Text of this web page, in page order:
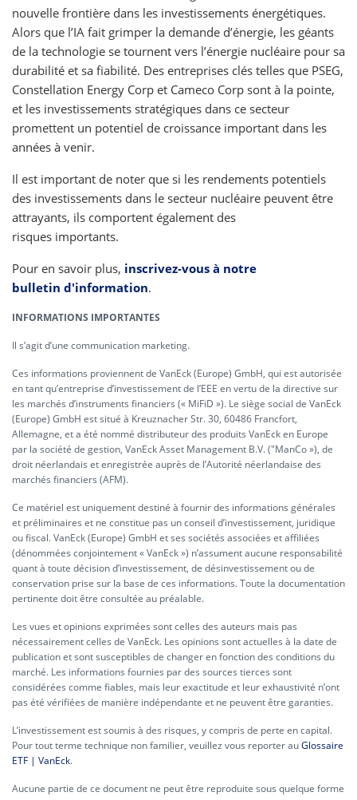
nouvelle frontière dans les investissements énergétiques.
Alors que l’IA fait grimper la demande d’énergie, les géants
de la technologie se tournent vers l’énergie nucléaire pour sa
durabilité et sa fiabilité. Des entreprises clés telles que PSEG,
Constellation Energy Corp et Cameco Corp sont à la pointe,
et les investissements stratégiques dans ce secteur
promettent un potentiel de croissance important dans les
années à venir.
Il est important de noter que si les rendements potentiels
des investissements dans le secteur nucléaire peuvent être
attrayants, ils comportent également des
risques importants.
Pour en savoir plus, inscrivez-vous à notre
bulletin d'information.
INFORMATIONS IMPORTANTES
Il s’agit d’une communication marketing.
Ces informations proviennent de VanEck (Europe) GmbH, qui est autorisée
en tant qu’entreprise d’investissement de l’EEE en vertu de la directive sur
les marchés d’instruments financiers (« MiFiD »). Le siège social de VanEck
(Europe) GmbH est situé à Kreuznacher Str. 30, 60486 Francfort,
Allemagne, et a été nommé distributeur des produits VanEck en Europe
par la société de gestion, VanEck Asset Management B.V. ("ManCo »), de
droit néerlandais et enregistrée auprès de l’Autorité néerlandaise des
marchés financiers (AFM).
Ce matériel est uniquement destiné à fournir des informations générales
et préliminaires et ne constitue pas un conseil d’investissement, juridique
ou fiscal. VanEck (Europe) GmbH et ses sociétés associées et affiliées
(dénommées conjointement « VanEck ») n’assument aucune responsabilité
quant à toute décision d’investissement, de désinvestissement ou de
conservation prise sur la base de ces informations. Toute la documentation
pertinente doit être consultée au préalable.
Les vues et opinions exprimées sont celles des auteurs mais pas
nécessairement celles de VanEck. Les opinions sont actuelles à la date de
publication et sont susceptibles de changer en fonction des conditions du
marché. Les informations fournies par des sources tierces sont
considérées comme fiables, mais leur exactitude et leur exhaustivité n’ont
pas été vérifiées de manière indépendante et ne peuvent être garanties.
L’investissement est soumis à des risques, y compris de perte en capital.
Pour tout terme technique non familier, veuillez vous reporter auGlossaire
ETF | VanEck.
Aucune partie de ce document ne peut être reproduite sous quelque forme